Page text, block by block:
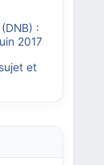
:
2017
et